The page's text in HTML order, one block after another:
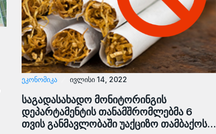
ᲔᲙᲝᲜᲝᲛᲘᲙᲐ ივლისი 14, 2022
საგადასახადო მონიტორინგის
დეპარტამენტის თანამშრომლებმა 6
თვის განმავლობაში უაქციზო თამბაქოს…